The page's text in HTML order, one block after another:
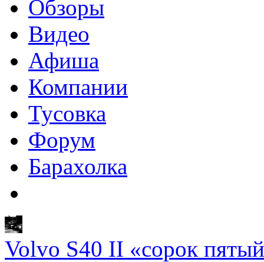
Обзоры
Видео
Афиша
Компании
Тусовка
Форум
Барахолка
Volvo S40 II «сорок